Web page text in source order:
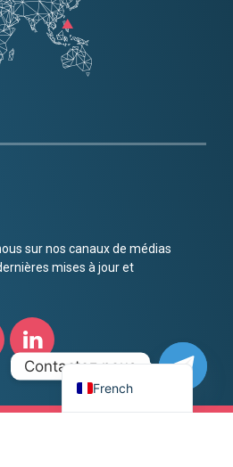
sur nos canaux de médias
mises à jour et
French
Dutch
Swedish
Contactez nous